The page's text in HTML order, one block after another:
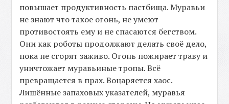
повышает продуктивность пастбища. Муравьи
не знают что такое огонь, не умеют
противостоять ему и не спасаются бегством.
Они как роботы продолжают делать своё дело,
пока не сгорят заживо. Огонь пожирает траву и
уничтожает муравьиные тропы. Всё
превращается в прах. Воцаряется хаос.
Лишённые запаховых указателей, муравья